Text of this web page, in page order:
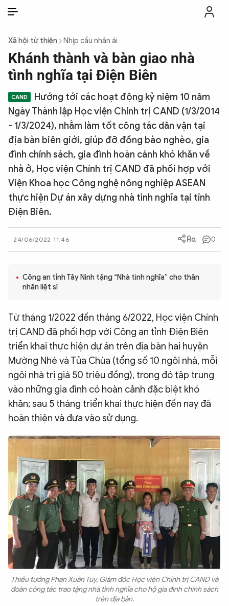
THỜI SỰ
CHỐNG DIỄN BIẾN HÒA BÌNH
CÔNG AN TRONG LÒNG DÂN
XÃ HỘI
PHÁP LUẬT
CÔNG NGHỆ
QUỐC TẾ
VĂN HÓA - THỂ THAO
ĐA PHƯƠNG TIỆN
eMagazine
Podcast
Video Ảnh
Infographic
Chuyên trang An ninh thế giớiVăn nghệ Công an
Xã hội từ thiện Nhịp cầu nhân ái
Khánh thành và bàn giao nhà
tình nghĩa tại Điện Biên
Hướng tới các hoạt động kỷ niệm 10 năm
Ngày Thành lập Học viện Chính trị CAND (1/3/2014
- 1/3/2024), nhằm làm tốt công tác dân vận tại
địa bàn biên giới, giúp đỡ đồng bào nghèo, gia
đình chính sách, gia đình hoàn cảnh khó khăn về
nhà ở, Học viện Chính trị CAND đã phối hợp với
Viện Khoa học Công nghệ nông nghiệp ASEAN
thực hiện Dự án xây dựng nhà tình nghĩa tại tỉnh
Điện Biên.
24/06/2022 11:46 0
Công an tỉnh Tây Ninh tặng “Nhà tình nghĩa” cho thân
nhân liệt sĩ
Từ tháng 1/2022 đến tháng 6/2022, Học viện Chính
trị CAND đã phối hợp với Công an tỉnh Điện Biên
triển khai thực hiện dự án trên địa bàn hai huyện
Mường Nhé và Tủa Chùa (tổng số 10 ngôi nhà, mỗi
ngôi nhà trị giá 50 triệu đồng), trong đó tập trung
vào những gia đình có hoàn cảnh đặc biệt khó
khăn; sau 5 tháng triển khai thực hiện đến nay đã
hoàn thiện và đưa vào sử dụng.
Thiếu tướng Phan Xuân Tuy, Giám đốc Học viện Chính trị CAND và
đoàn công tác trao tặng nhà tình nghĩa cho hộ gia đình chính sách
trên địa bàn.